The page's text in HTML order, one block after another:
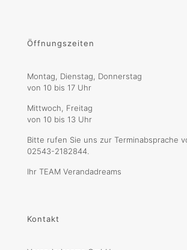
Öffnungszeiten
Montag, Dienstag, Donnerstag
von 10 bis 17 Uhr
Mittwoch, Freitag
von 10 bis 13 Uhr
Bitte rufen Sie uns zur Terminabsprache
02543-2182844.
Ihr TEAM Verandadreams
Kontakt